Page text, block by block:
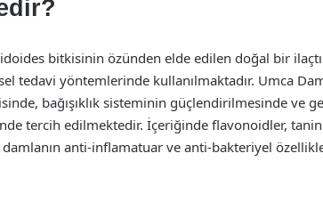
bitkisinin özünden elde edilen doğal bir
tedavi yöntemlerinde kullanılmaktadır. Umca
bağışıklık sisteminin güçlendirilmesinde ve
tercih edilmektedir. İçeriğinde flavonoidler,
anti-inflamatuar ve anti-bakteriyel